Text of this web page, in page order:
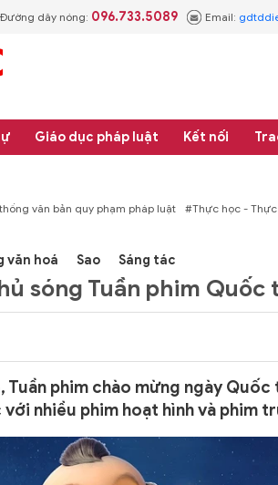
Đường dây nóng: 096.733.5089 Email:
Giáo dục pháp luật Kết nối
văn bản quy phạm pháp luật #Thực học -
văn hoá Sao Sáng tác
sóng Tuần phim Quốc
Tuần phim chào mừng ngày
nhiều phim hoạt hình và phim